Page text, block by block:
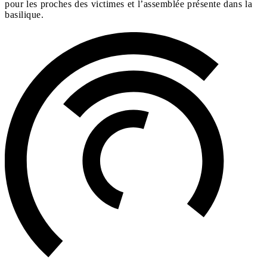
pour les proches des victimes et l’assemblée présente dans la
basilique.